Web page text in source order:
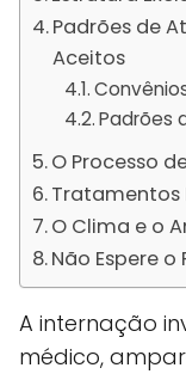
Padrões de
Aceitos
Padrões
O Processo
Tratamentos
O Clima e o
Não Espere
A internação
médico,